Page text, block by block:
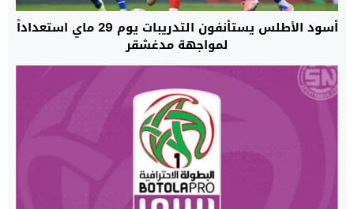
أسود الأطلس يستأنفون التدريبات يوم 29 ماي استعداداً
لمواجهة مدغشقر